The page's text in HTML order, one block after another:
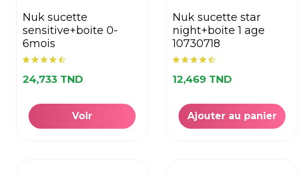
nuk sucette
sensitive+boite 0-
6mois
24,733 TND
Voir
nuk sucette star
night+boite 1 age
10730718
12,469 TND
Ajouter au panier